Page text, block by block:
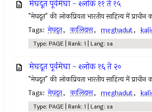
मेघदूत पूर्वमेघा - श्लोक ११ ते १५
"मेघदूत" की लोकप्रियता भारतीय साहित्य में प्राचीन
Tags: मेघदूत, कालिदास, meghadut,
Type: PAGE | Rank: 1 | Lang: sa
मेघदूत पूर्वमेघा - श्लोक १६ ते २०
"मेघदूत" की लोकप्रियता भारतीय साहित्य में प्राचीन
Tags: मेघदूत, कालिदास, meghadut,
Type: PAGE | Rank: 1 | Lang: sa